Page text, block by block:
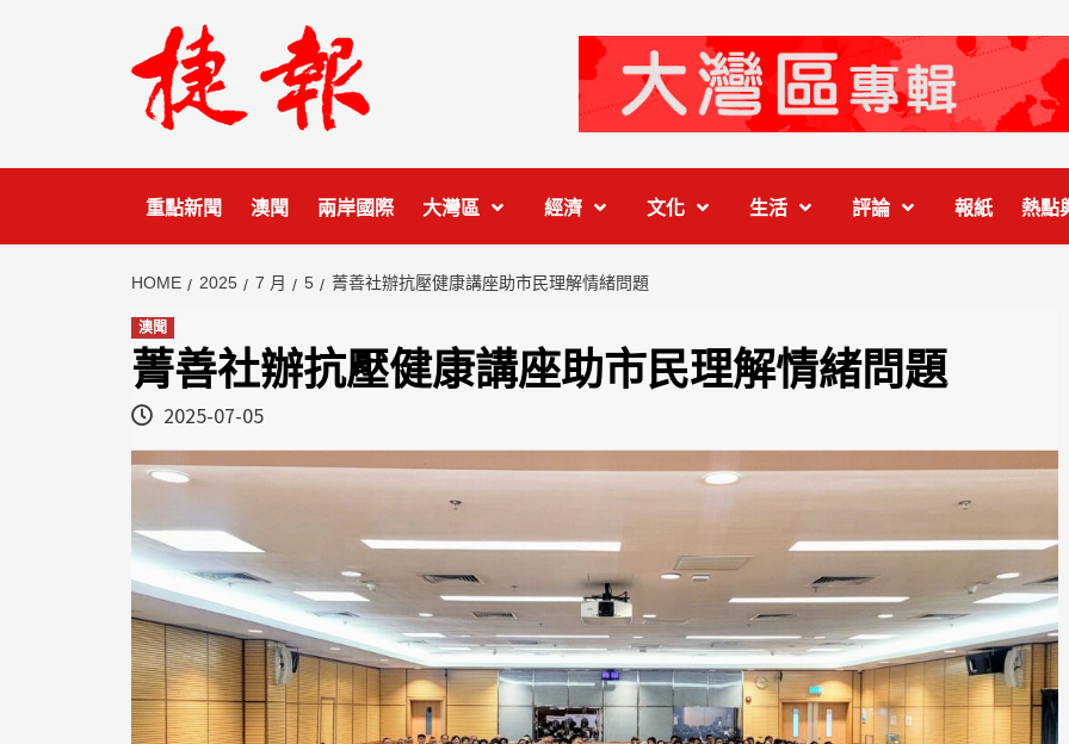
重點新聞 澳聞 兩岸國際 大灣區 經濟 文化 生活 評論 報紙 熱點
HOME 2025 7 月 5 菁善社辦抗壓健康講座助市民理解情緒問題
澳聞
菁善社辦抗壓健康講座助市民理解情緒問題
2025-07-05